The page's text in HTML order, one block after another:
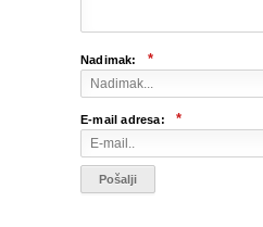
Nadimak: *
E-mail adresa: *